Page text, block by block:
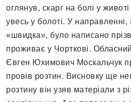
оглянув, скарг на болі у
увесь у болоті. У направленні,
«швидка», було написано
проживає у Чорткові.
Євген Юхимович Москальчук
провів розтин. Висновку ще
розтину він узяв матеріали з